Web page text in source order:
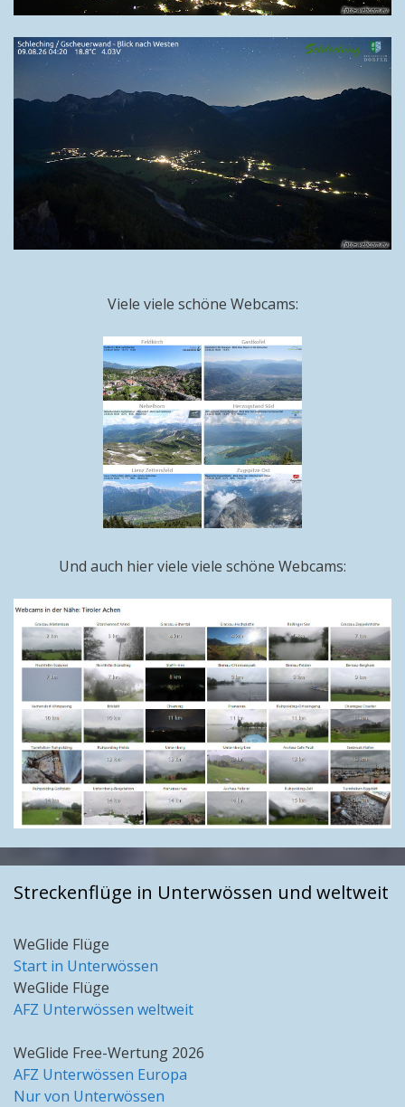
Viele viele schöne Webcams:
Und auch hier viele viele schöne Webcams:
Streckenflüge in Unterwössen und weltweit
WeGlide Flüge
Start in Unterwössen
WeGlide Flüge
AFZ Unterwössen weltweit
WeGlide Free-Wertung 2026
AFZ Unterwössen Europa
Nur von Unterwössen